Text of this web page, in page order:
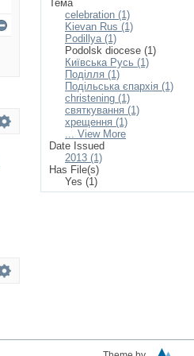
Тема
celebration (1)
Kievan Rus (1)
Podillya (1)
Podolsk diocese (1)
Київська Русь (1)
Поділля (1)
Подільська єпархія (1)
сhristening (1)
святкування (1)
хрещення (1)
... View More
Date Issued
2013 (1)
Has File(s)
Yes (1)